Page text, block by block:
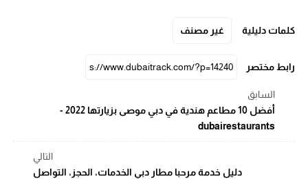
كلمات دليلية غير مصنف
رابط مختصر
السابق
أفضل 10 مطاعم هندية في دبي موصى بزيارتها 2022 -
dubairestaurants
التالي
دليل خدمة مرحبا مطار دبي الخدمات، الحجز، التواصل